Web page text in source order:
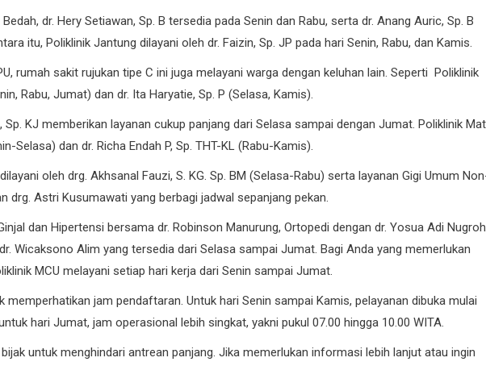
dr. Hery Setiawan, Sp. B tersedia pada Senin dan Rabu, serta dr. Anang Auric, Sp. B
itu, Poliklinik Jantung dilayani oleh dr. Faizin, Sp. JP pada hari Senin, Rabu, dan Kamis.
rumah sakit rujukan tipe C ini juga melayani warga dengan keluhan lain. Seperti Poliklinik
Rabu, Jumat) dan dr. Ita Haryatie, Sp. P (Selasa, Kamis).
KJ memberikan layanan cukup panjang dari Selasa sampai dengan Jumat. Poliklinik
Selasa) dan dr. Richa Endah P, Sp. THT-KL (Rabu-Kamis).
oleh drg. Akhsanal Fauzi, S. KG. Sp. BM (Selasa-Rabu) serta layanan Gigi Umum
drg. Astri Kusumawati yang berbagi jadwal sepanjang pekan.
dan Hipertensi bersama dr. Robinson Manurung, Ortopedi dengan dr. Yosua Adi
Wicaksono Alim yang tersedia dari Selasa sampai Jumat. Bagi Anda yang memerlukan
MCU melayani setiap hari kerja dari Senin sampai Jumat.
memperhatikan jam pendaftaran. Untuk hari Senin sampai Kamis, pelayanan dibuka mulai
hari Jumat, jam operasional lebih singkat, yakni pukul 07.00 hingga 10.00 WITA.
untuk menghindari antrean panjang. Jika memerlukan informasi lebih lanjut atau ingin